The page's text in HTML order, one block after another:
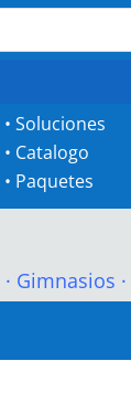
•Soluciones
• Catalogo
• Paquetes
· Gimnasios ·